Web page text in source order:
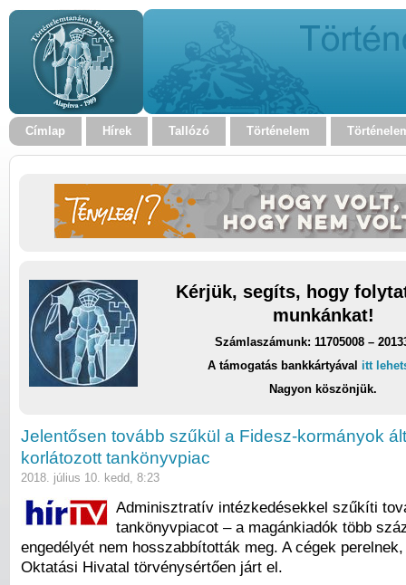
Címlap Hírek Tallózó Történelem
Kérjük, segíts, hogy
munkánkat!
Számlaszámunk: 11705008 –
A támogatás bankkártyával itt
Nagyon köszönjük.
Jelentősen tovább szűkül a Fidesz-kormányok
korlátozott tankönyvpiac
2018. július 10. kedd, 8:23
Adminisztratív intézkedésekkel szűkíti
tankönyvpiacot – a magánkiadók több
engedélyét nem hosszabbították meg. A cégek
Oktatási Hivatal törvénysértően járt el.